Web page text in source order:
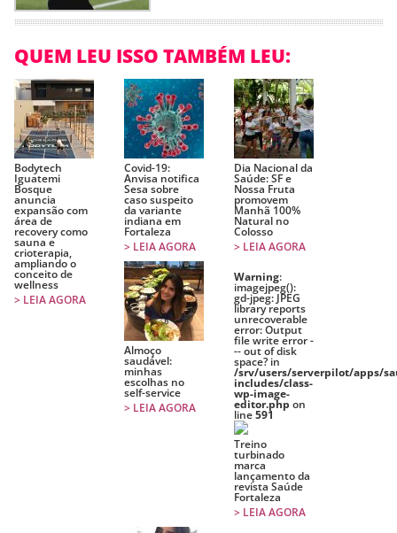
QUEM LEU ISSO TAMBÉM LEU:
Bodytech
Iguatemi
Bosque
anuncia
expansão com
área de
recovery como
sauna e
crioterapia,
ampliando o
conceito de
wellness
> LEIA AGORA
Covid-19:
Anvisa notifica
Sesa sobre
caso suspeito
da variante
indiana em
Fortaleza
> LEIA AGORA
Dia Nacional da
Saúde: SF e
Nossa Fruta
promovem
Manhã 100%
Natural no
Colosso
> LEIA AGORA
Almoço
saudável:
minhas
escolhas no
self-service
> LEIA AGORA
Warning:
imagejpeg():
gd-jpeg: JPEG
library reports
unrecoverable
error: Output
file write error -
-- out of disk
space? in
/srv/users/serverpilot/apps/
includes/class-
wp-image-
editor.php on
line591
Treino
turbinado
marca
lançamento da
revista Saúde
Fortaleza
> LEIA AGORA